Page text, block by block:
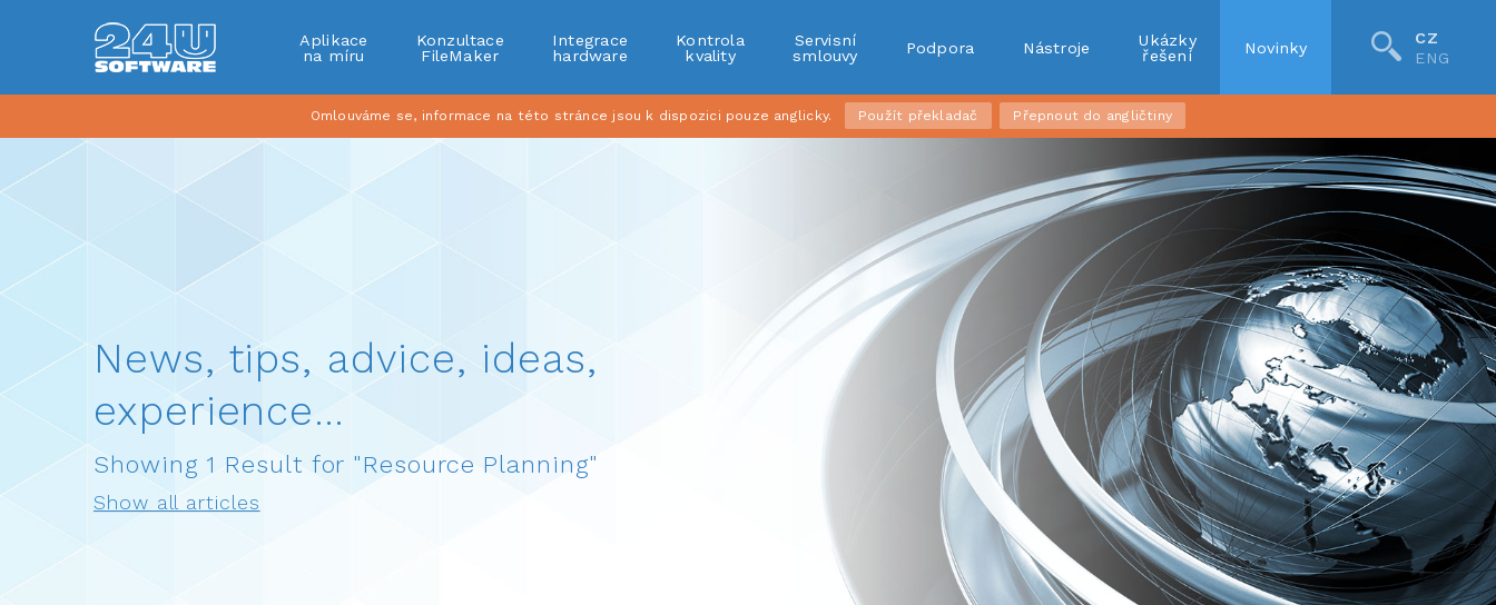
Aplikace
na míru
Konzultace
FileMaker
Integrace
hardware
Kontrola
kvality
Servisní
smlouvy
Podpora Nástroje
Ukázky
řešení
Novinky
CZ
ENG
Omlouváme se, informace na této stránce jsou k dispozici pouze anglicky. Použít překladač Přepnout do angličtiny
News, tips, advice, ideas,
experience…
Showing 1 Result for "Resource Planning"
Show all articles